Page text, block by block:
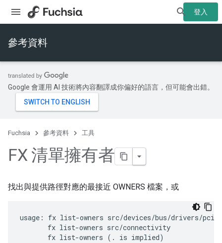
登入
參考資料
Google 會運用 AI 技術將內容翻譯成你偏好的語言，但可能會出錯。
Fuchsia 參考資料 工具
FX 清單擁有者
找出與提供路徑對應的最接近 OWNERS 檔案，或
usage: fx list-owners src/devices/bus/drivers/pci/
       fx list-owners src/connectivity
       fx list-owners (. is implied)